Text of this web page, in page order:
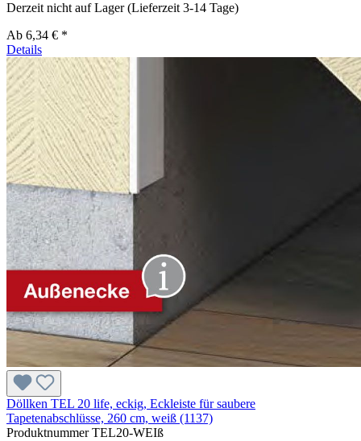
Derzeit nicht auf Lager (Lieferzeit 3-14 Tage)
Ab 6,34 € *
Details
Döllken TEL 20 life, eckig, Eckleiste für saubere
Tapetenabschlüsse, 260 cm, weiß (1137)
ProduktnummerTEL20-WEIß